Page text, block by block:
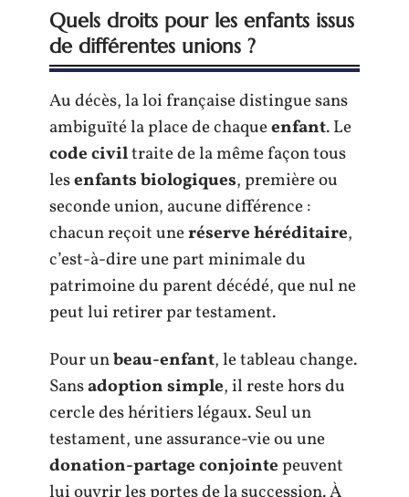
Quels droits pour les enfants issus
de différentes unions ?
Au décès, la loi française distingue sans
ambiguïté la place de chaqueenfant. Le
code civiltraite de la même façon tous
lesenfants biologiques, première ou
seconde union, aucune différence :
chacun reçoit uneréserve héréditaire,
c’est-à-dire une part minimale du
patrimoine du parent décédé, que nul ne
peut lui retirer par testament.
Pour unbeau-enfant, le tableau change.
Sansadoption simple, il reste hors du
cercle des héritiers légaux. Seul un
testament, une assurance-vie ou une
donation-partage conjointepeuvent
lui ouvrir les portes de la succession. À